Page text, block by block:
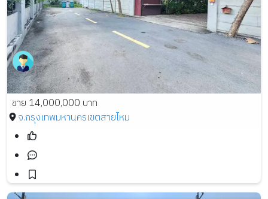
ขาย 14,000,000 บาท
จ.กรุงเทพมหานครเขตสายไหม